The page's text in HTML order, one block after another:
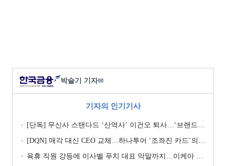
박슬기 기자✉
기자의 인기기사
[단독] 무신사 스탠다드 ‘산역사’ 이건오 퇴사…‘브랜드 정체성’ 전환점 맞나
[DQN] 매각 대신 CEO 교체…하나투어 ‘조좌진 카드’의 속내 [Z-스코어 기업가치 바로보기]
육휴 직원 강등에 이사벨 푸치 대표 막말까지…이케아 코리아“사실과 달라”